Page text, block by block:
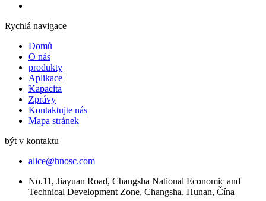
Rychlá navigace
Domů
O nás
produkty
Aplikace
Kapacita
Zprávy
Kontaktujte nás
Mapa stránek
být v kontaktu
alice@hnosc.com
No.11, Jiayuan Road, Changsha National Economic and
Technical Development Zone, Changsha, Hunan, Čína